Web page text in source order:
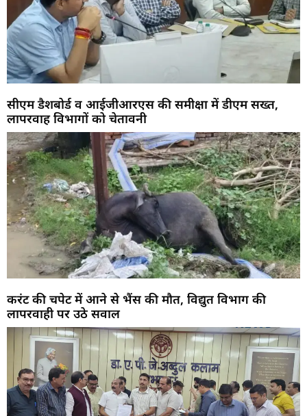
सीएम डैशबोर्ड व आईजीआरएस की समीक्षा में डीएम सख्त,
लापरवाह विभागों को चेतावनी
करंट की चपेट में आने से भैंस की मौत, विद्युत विभाग की
लापरवाही पर उठे सवाल